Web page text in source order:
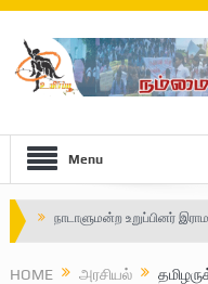
Menu
Safe Zone: Killing Fields –
HOME அரசியல்